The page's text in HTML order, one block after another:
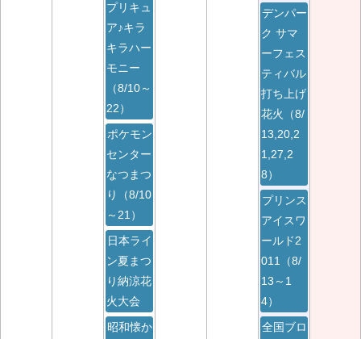
全国ブロ
プリンス
アイスワ
ールド2
011（8/
13～1
4）
デンパー
ク サマ
ーフェス
ティバル
打ち上げ
花火（8/
13,20,2
1,27,2
8）
昭和懐か
日本ライ
ン夏まつ
り納涼花
火大会
プリキュ
ア♪キラ
キラハー
モニー
（8/10～
22）
ポケモン
センター
なつまつ
り（8/10
～21）